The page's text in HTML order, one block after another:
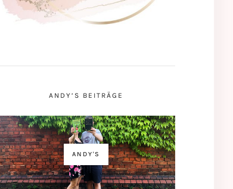
ANDY’S BEITRÄGE
ANDY'S